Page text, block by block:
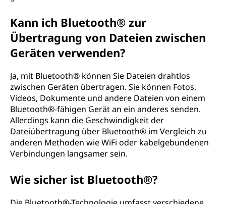
Kann ich Bluetooth® zur
Übertragung von Dateien zwischen
Geräten verwenden?
Ja, mit Bluetooth® können Sie Dateien drahtlos
zwischen Geräten übertragen. Sie können Fotos,
Videos, Dokumente und andere Dateien von einem
Bluetooth®-fähigen Gerät an ein anderes senden.
Allerdings kann die Geschwindigkeit der
Dateiübertragung über Bluetooth® im Vergleich zu
anderen Methoden wie WiFi oder kabelgebundenen
Verbindungen langsamer sein.
Wie sicher ist Bluetooth®?